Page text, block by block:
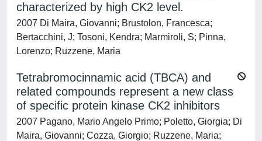
characterized by high CK2 level.
2007 Di Maira, Giovanni; Brustolon, Francesca;
Bertacchini, J; Tosoni, Kendra; Marmiroli, S; Pinna,
Lorenzo; Ruzzene, Maria
Tetrabromocinnamic acid (TBCA) and
related compounds represent a new class
of specific protein kinase CK2 inhibitors
2007 Pagano, Mario Angelo Primo; Poletto, Giorgia; Di
Maira, Giovanni; Cozza, Giorgio; Ruzzene, Maria;